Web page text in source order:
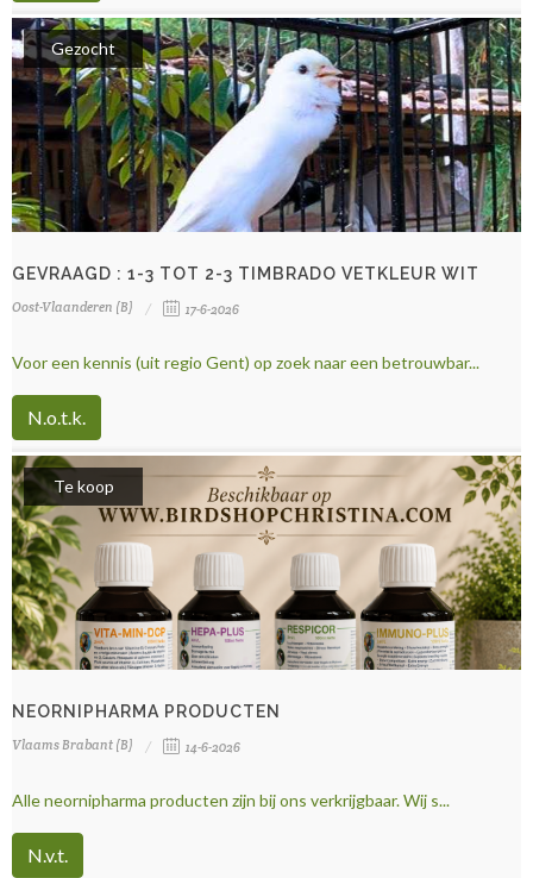
Gezocht
GEVRAAGD : 1-3 TOT 2-3 TIMBRADO VETKLEUR WIT
Oost-Vlaanderen (B) 17-6-2026
Voor een kennis (uit regio Gent) op zoek naar een betrouwbar...
N.o.t.k.
Te koop
NEORNIPHARMA PRODUCTEN
Vlaams Brabant (B) 14-6-2026
Alle neornipharma producten zijn bij ons verkrijgbaar. Wij s...
N.v.t.